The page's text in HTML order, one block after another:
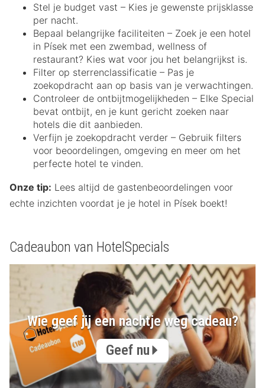
Stel je budget vast – Kies je gewenste prijsklasse
per nacht.
Bepaal belangrijke faciliteiten – Zoek je een hotel
in Písek met een zwembad, wellness of
restaurant? Kies wat voor jou het belangrijkst is.
Filter op sterrenclassificatie – Pas je
zoekopdracht aan op basis van je verwachtingen.
Controleer de ontbijtmogelijkheden – Elke Special
bevat ontbijt, en je kunt gericht zoeken naar
hotels die dit aanbieden.
Verfijn je zoekopdracht verder – Gebruik filters
voor beoordelingen, omgeving en meer om het
perfecte hotel te vinden.
Onze tip: Lees altijd de gastenbeoordelingen voor
echte inzichten voordat je je hotel in Písek boekt!
Cadeaubon van HotelSpecials
Wie geef jij een nachtje weg cadeau?
Geef nu